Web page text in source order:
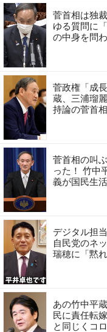
菅首相は独
ゆる質問に
の中身を問
菅政権「成
蔵、三浦瑠
持論の菅首
菅首相の叫
った！ 竹中
義が国民生
デジタル担
自民党のネ
瑞穂に「黙
あの竹中平
民に責任転
と同じくコ